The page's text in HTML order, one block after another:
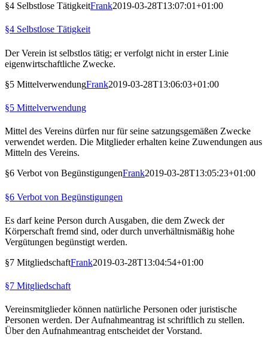
§4 Selbstlose TätigkeitFrank2019-03-28T13:07:01+01:00
§4 Selbstlose Tätigkeit
Der Verein ist selbstlos tätig; er verfolgt nicht in erster Linie
eigenwirtschaftliche Zwecke.
§5 MittelverwendungFrank2019-03-28T13:06:03+01:00
§5 Mittelverwendung
Mittel des Vereins dürfen nur für seine satzungsgemäßen Zwecke
verwendet werden. Die Mitglieder erhalten keine Zuwendungen aus
Mitteln des Vereins.
§6 Verbot von BegünstigungenFrank2019-03-28T13:05:23+01:00
§6 Verbot von Begünstigungen
Es darf keine Person durch Ausgaben, die dem Zweck der
Körperschaft fremd sind, oder durch unverhältnismäßig hohe
Vergütungen begünstigt werden.
§7 MitgliedschaftFrank2019-03-28T13:04:54+01:00
§7 Mitgliedschaft
Vereinsmitglieder können natürliche Personen oder juristische
Personen werden. Der Aufnahmeantrag ist schriftlich zu stellen.
Über den Aufnahmeantrag entscheidet der Vorstand.